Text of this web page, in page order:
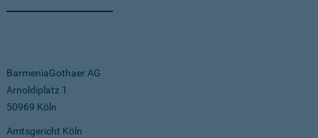
BarmeniaGothaer AG
Arnoldiplatz 1
50969 Köln
Amtsgericht Köln